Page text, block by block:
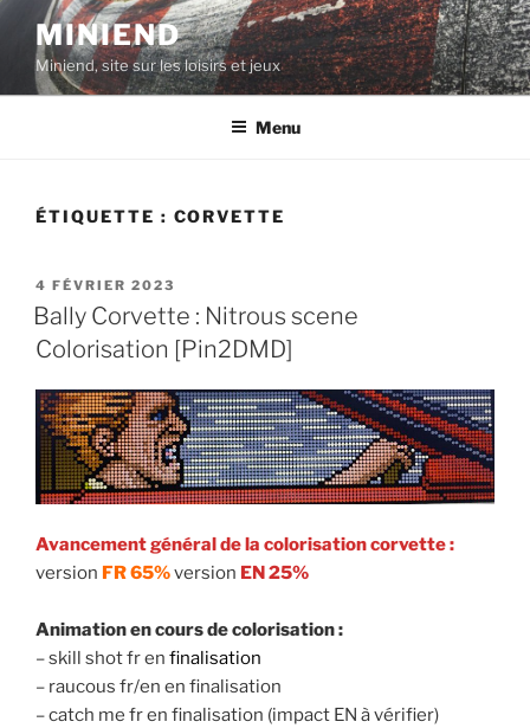
contenu
principal
MINIEND
Miniend, site sur les loisirs et jeux
Menu
ÉTIQUETTE : CORVETTE
PUBLIÉ
LE
4 FÉVRIER 2023
Bally Corvette : Nitrous scene
Colorisation [Pin2DMD]
Avancement général de la colorisation corvette :
version FR 65%version EN 25%
Animation en cours de colorisation :
– skill shot fr en finalisation
– raucous fr/en en finalisation
– catch me fr en finalisation (impact EN à vérifier)